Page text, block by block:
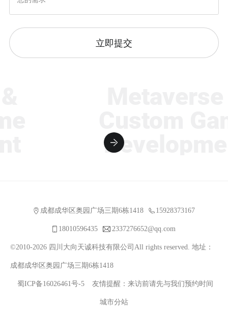
立即提交
Development
成都成华区奥园广场三期6栋1418 15928373167
18010596435 2337276652@qq.com
©2010-2026 四川大向天诚科技有限公司All rights reserved. 地址：
成都成华区奥园广场三期6栋1418
蜀ICP备16026461号-5 友情提醒：来访前请先与我们预约时间
城市分站